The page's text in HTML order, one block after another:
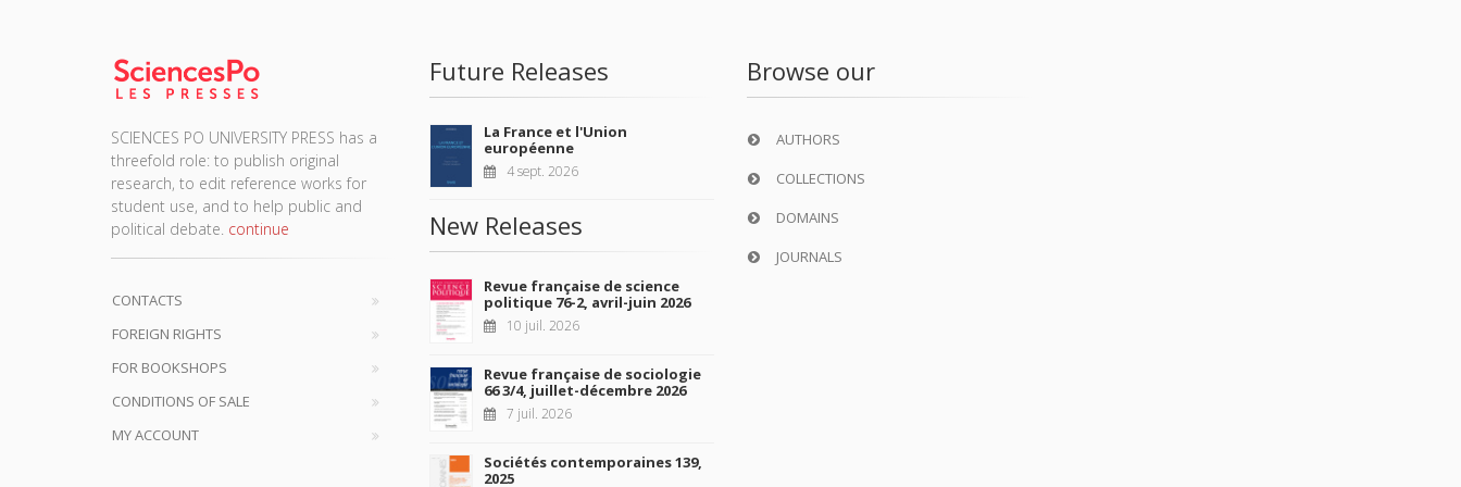
SCIENCES PO UNIVERSITY PRESS has a
threefold role: to publish original
research, to edit reference works for
student use, and to help public and
political debate. continue
CONTACTS
FOREIGN RIGHTS
FOR BOOKSHOPS
CONDITIONS OF SALE
MY ACCOUNT
Future Releases
La France et l'Union
européenne
4 sept. 2026
New Releases
Revue française de science
politique 76-2, avril-juin 2026
10 juil. 2026
Revue française de sociologie
66 3/4, juillet-décembre 2026
7 juil. 2026
Sociétés contemporaines 139,
2025
Browse our
AUTHORS
COLLECTIONS
DOMAINS
JOURNALS